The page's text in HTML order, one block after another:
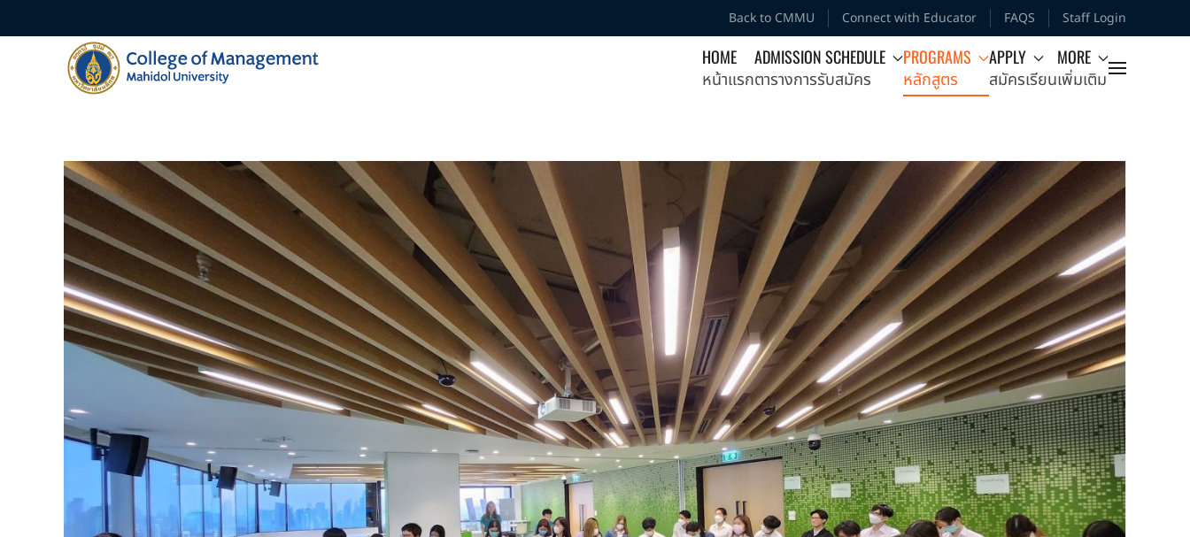
Back to CMMU Connect with Educator FAQS Staff Login
HOME
หน้าแรก
ADMISSION SCHEDULE
ตารางการรับสมัคร
PROGRAMS
หลักสูตร
APPLY
สมัครเรียน
MORE
เพิ่มเติม